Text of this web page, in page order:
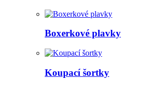
Boxerkové plavky
Koupací šortky